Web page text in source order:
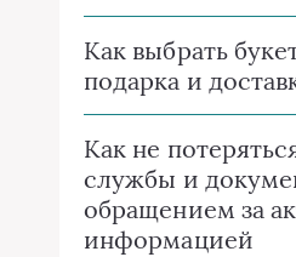
Как выбрать
подарка и
Как не
службы и
обращением за
информацией